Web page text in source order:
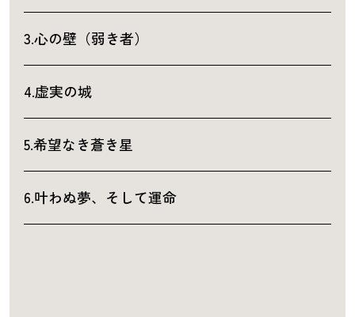
3.心の壁（弱き者）
4.虚実の城
5.希望なき蒼き星
6.叶わぬ夢、そして運命